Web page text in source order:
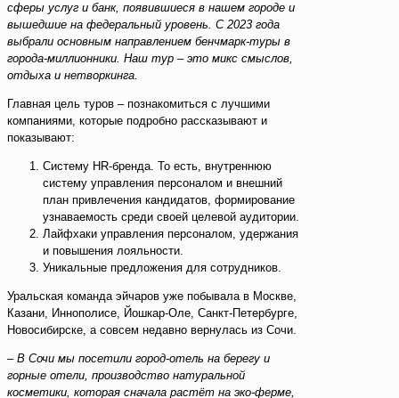
сферы услуг и банк, появившиеся в нашем городе и
вышедшие на федеральный уровень. С 2023 года
выбрали основным направлением бенчмарк-туры в
города-миллионники. Наш тур – это микс смыслов,
отдыха и нетворкинга.
Главная цель туров – познакомиться с лучшими
компаниями, которые подробно рассказывают и
показывают:
Систему HR-бренда. То есть, внутреннюю
систему управления персоналом и внешний
план привлечения кандидатов, формирование
узнаваемость среди своей целевой аудитории.
Лайфхаки управления персоналом, удержания
и повышения лояльности.
Уникальные предложения для сотрудников.
Уральская команда эйчаров уже побывала в Москве,
Казани, Иннополисе, Йошкар-Оле, Санкт-Петербурге,
Новосибирске, а совсем недавно вернулась из Сочи.
– В Сочи мы посетили город-отель на берегу и
горные отели, производство натуральной
косметики, которая сначала растёт на эко-ферме,